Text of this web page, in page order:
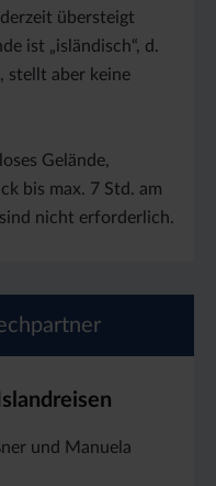
übersteigt
ist „isländisch“, d.
stellt aber keine
Gelände,
bis max. 7 Std. am
nicht erforderlich.